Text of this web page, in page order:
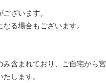
ざいます。
る場合もございます。
含まれており、ご自宅から宮
します。